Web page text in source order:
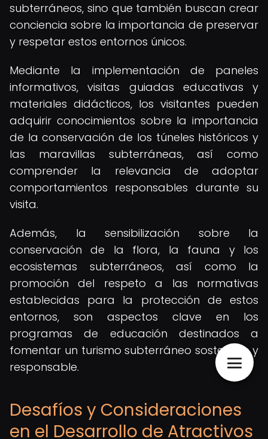
subterráneos, sino que también buscan crear
conciencia sobre la importancia de preservar
y respetar estos entornos únicos.
Mediante la implementación de paneles
informativos, visitas guiadas educativas y
materiales didácticos, los visitantes pueden
adquirir conocimientos sobre la importancia
de la conservación de los túneles históricos y
las maravillas subterráneas, así como
comprender la relevancia de adoptar
comportamientos responsables durante su
visita.
Además, la sensibilización sobre la
conservación de la flora, la fauna y los
ecosistemas subterráneos, así como la
promoción del respeto a las normativas
establecidas para la protección de estos
entornos, son aspectos clave en los
programas de educación destinados a
fomentar un turismo subterráneo sostenible y
responsable.
Desafíos y Consideraciones
en el Desarrollo de Atractivos